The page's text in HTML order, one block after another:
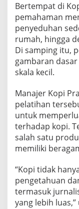
Bertempat di
pemahaman
penyeduhan
rumah, hingga
Di samping itu,
gambaran
skala kecil.
Manajer Kopi
pelatihan
untuk
terhadap kopi.
salah satu
memiliki
“Kopi tidak
pengetahuan
termasuk
yang lebih luas,”